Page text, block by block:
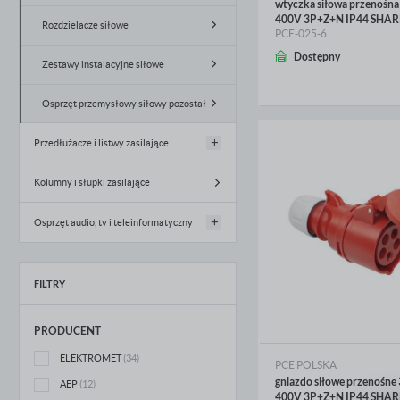
Zaślepki
Plakietki i pokrywy
Puszki do montażu natynkowego
Sterowanie roletami
Ściemniacze, regulatory, czujniki ruchu
Muzyka i dźwięk
podtynkowego
Rozdzielacze siłowe
Zestawy instalacyjne siłowe
Osprzęt przemysłowy siłowy pozostałe
Przedłużacze i listwy zasilające
Przedłużacze ogrodowe i budowlane
Listwy zasilające i przepięciowe
Kolumny i słupki zasilające
Osprzęt audio, tv i teleinformatyczny
Kable HDMI i USB
FILTRY
PRODUCENT
ELEKTROMET(34)
AEP (12)
wtyczka siłowa
400V 3P+Z+N IP44
PCE-025-6
Dostępny
WIĘCEJ
PCE POLSKA
gniazdo siłowe
400V 3P+Z+N IP44